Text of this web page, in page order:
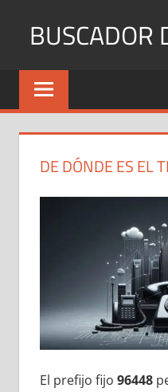
BUSCADOR
Identifica
Números
y
DE DÓNDE ES EL
El prefijo fijo 96448